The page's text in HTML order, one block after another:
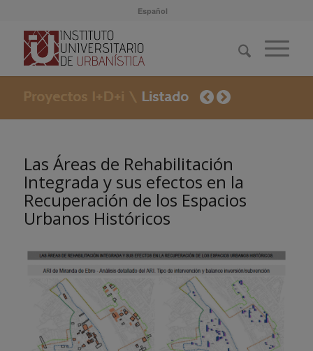
Español
Las Áreas de Rehabilitación
Integrada y sus efectos en la
Recuperación de los Espacios
Urbanos Históricos